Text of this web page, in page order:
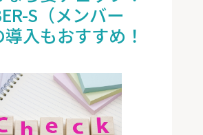
S（メンバー
入もおすすめ！